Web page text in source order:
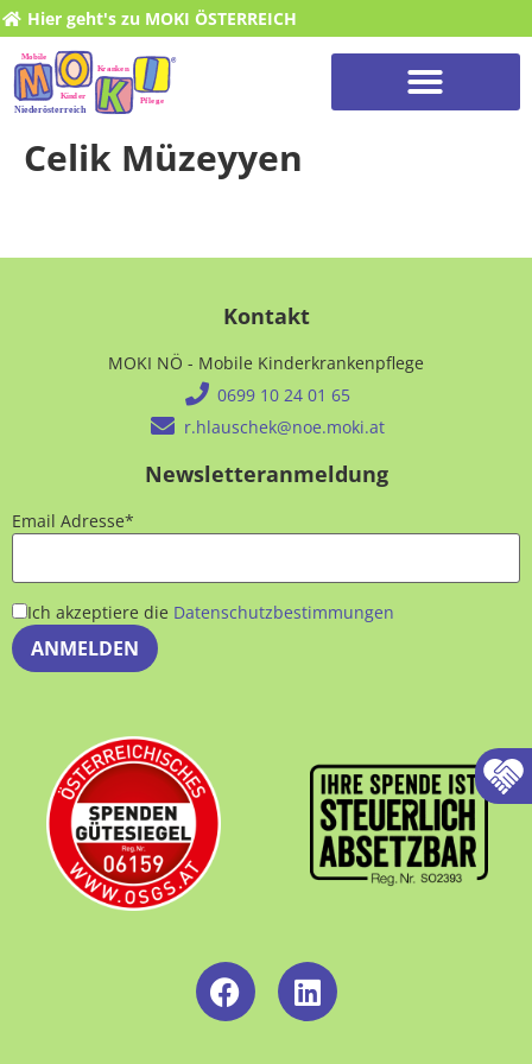
Hier geht's zu MOKI ÖSTERREICH
Celik Müzeyyen
Kontakt
MOKI NÖ - Mobile Kinderkrankenpflege
0699 10 24 01 65
r.hlauschek@noe.moki.at
Newsletteranmeldung
Email Adresse*
Ich akzeptiere die Datenschutzbestimmungen